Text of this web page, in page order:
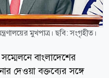
মুখপাত্র। ছবি: সংগৃহীত।
বাংলাদেশের
দেওয়া বক্তব্যের সঙ্গে